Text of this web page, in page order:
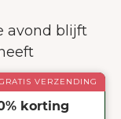
avond blijft
VERZENDING
korting